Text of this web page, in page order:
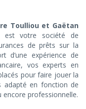
Toulliou et Gaëtan
est votre société de
de prêts sur la
d’une expérience de
vos experts en
pour faire jouer la
adapté en fonction de
professionnelle.